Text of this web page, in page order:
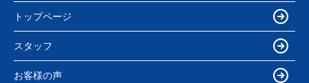
トップページ
スタッフ
お客様の声